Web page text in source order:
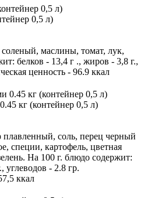
0,5 л)
соленый, маслины, томат, лук,
белков - 13,4 г ., жиров - 3,8 г.,
ценность - 96.9 ккал
кг (контейнер 0,5 л)
соль, перец черный
специи, картофель, цветная
На 100 г. блюдо содержит:
углеводов - 2.8 гр.
ккал